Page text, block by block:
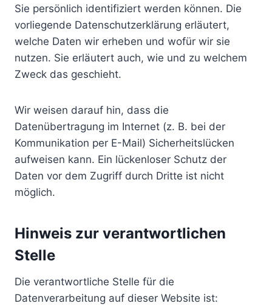
Sie persönlich identifiziert werden können. Die
vorliegende Datenschutzerklärung erläutert,
welche Daten wir erheben und wofür wir sie
nutzen. Sie erläutert auch, wie und zu welchem
Zweck das geschieht.
Wir weisen darauf hin, dass die
Datenübertragung im Internet (z. B. bei der
Kommunikation per E-Mail) Sicherheitslücken
aufweisen kann. Ein lückenloser Schutz der
Daten vor dem Zugriff durch Dritte ist nicht
möglich.
Hinweis zur verantwortlichen
Stelle
Die verantwortliche Stelle für die
Datenverarbeitung auf dieser Website ist: